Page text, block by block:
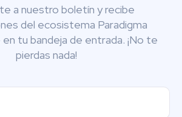
a nuestro boletín y recibe
del ecosistema Paradigma
tu bandeja de entrada. ¡No te
pierdas nada!